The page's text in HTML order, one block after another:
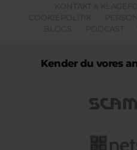
KONTAKT &
COOKIEPOLITIK
BLOGS
PODCAST
Kender du vores